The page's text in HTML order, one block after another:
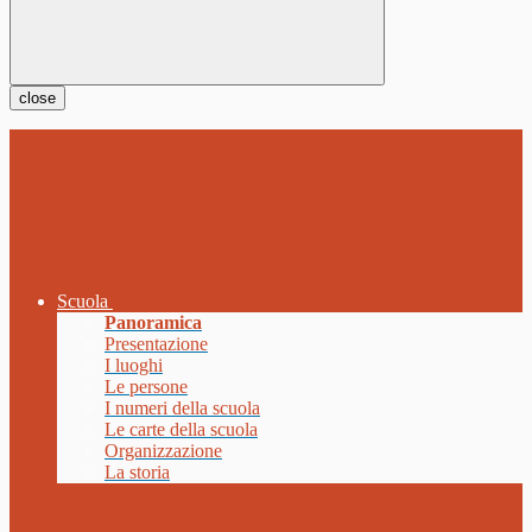
close
Scuola
Panoramica
Presentazione
I luoghi
Le persone
I numeri della scuola
Le carte della scuola
Organizzazione
La storia